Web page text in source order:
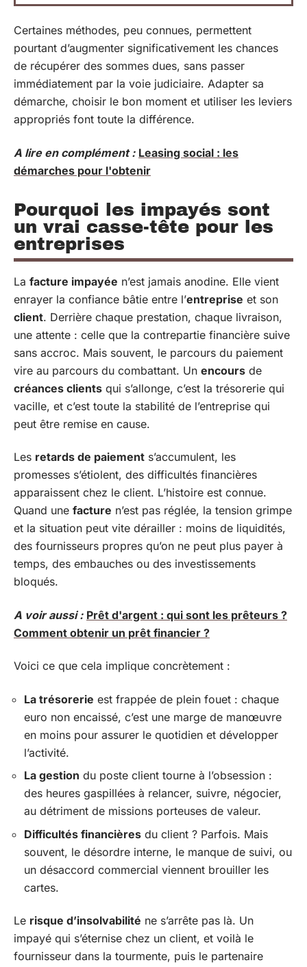
Certaines méthodes, peu connues, permettent
pourtant d’augmenter significativement les chances
de récupérer des sommes dues, sans passer
immédiatement par la voie judiciaire. Adapter sa
démarche, choisir le bon moment et utiliser les leviers
appropriés font toute la différence.
A lire en complément : Leasing social : les
démarches pour l'obtenir
Pourquoi les impayés sont
un vrai casse-tête pour les
entreprises
La facture impayée n’est jamais anodine. Elle vient
enrayer la confiance bâtie entre l’entreprise et son
client. Derrière chaque prestation, chaque livraison,
une attente : celle que la contrepartie financière suive
sans accroc. Mais souvent, le parcours du paiement
vire au parcours du combattant. Un encours de
créances clients qui s’allonge, c’est la trésorerie qui
vacille, et c’est toute la stabilité de l’entreprise qui
peut être remise en cause.
Les retards de paiement s’accumulent, les
promesses s’étiolent, des difficultés financières
apparaissent chez le client. L’histoire est connue.
Quand une facture n’est pas réglée, la tension grimpe
et la situation peut vite dérailler : moins de liquidités,
des fournisseurs propres qu’on ne peut plus payer à
temps, des embauches ou des investissements
bloqués.
A voir aussi : Prêt d'argent : qui sont les prêteurs ?
Comment obtenir un prêt financier ?
Voici ce que cela implique concrètement :
La trésorerie est frappée de plein fouet : chaque
euro non encaissé, c’est une marge de manœuvre
en moins pour assurer le quotidien et développer
l’activité.
La gestion du poste client tourne à l’obsession :
des heures gaspillées à relancer, suivre, négocier,
au détriment de missions porteuses de valeur.
Difficultés financières du client ? Parfois. Mais
souvent, le désordre interne, le manque de suivi, ou
un désaccord commercial viennent brouiller les
cartes.
Le risque d’insolvabilité ne s’arrête pas là. Un
impayé qui s’éternise chez un client, et voilà le
fournisseur dans la tourmente, puis le partenaire